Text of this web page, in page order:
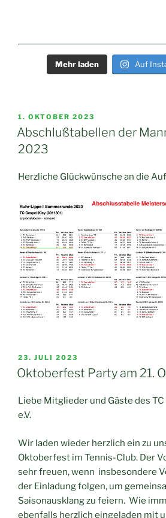
Mehr laden Auf
VERÖFFENTLICHT
AM
1. OKTOBER 2023
Abschlußtabellen der
2023
Herzliche Glückwünsche an die
VERÖFFENTLICHT
AM
23. JULI 2023
Oktoberfest Party am 21.
Liebe Mitglieder und Gäste des
e.V.
Wir laden wieder herzlich ein zu
Oktoberfest im Tennis-Club. Der
sehr freuen, wenn insbesondere
der Einladung folgen, um
Saisonausklang zu feiern. Wie
ebenfalls herzlich eingeladen mit